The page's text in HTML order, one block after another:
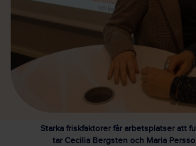
Starka friskfaktorer får arbetsplatser att
tar Cecilia Bergsten och Maria